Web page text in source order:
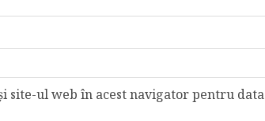
site-ul web în acest navigator pentru data